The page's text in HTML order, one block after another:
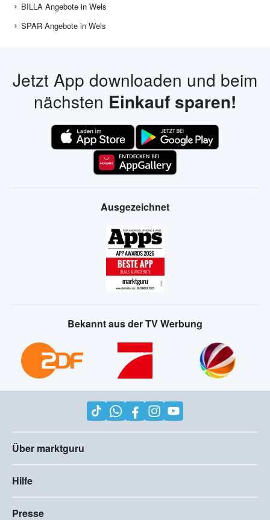
BILLA Angebote in Wels
SPAR Angebote in Wels
Jetzt App downloaden und beim
nächsten Einkauf sparen!
Ausgezeichnet
Bekannt aus der TV Werbung
Über marktguru
Hilfe
Presse